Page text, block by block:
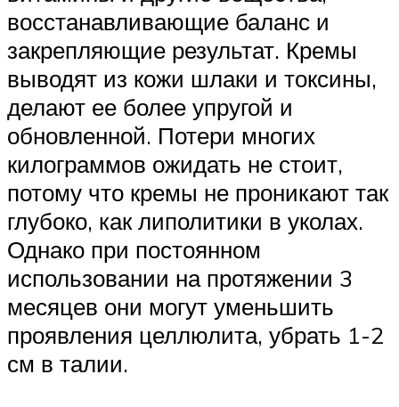
восстанавливающие баланс и
закрепляющие результат. Кремы
выводят из кожи шлаки и токсины,
делают ее более упругой и
обновленной. Потери многих
килограммов ожидать не стоит,
потому что кремы не проникают так
глубоко, как липолитики в уколах.
Однако при постоянном
использовании на протяжении 3
месяцев они могут уменьшить
проявления целлюлита, убрать 1-2
см в талии.